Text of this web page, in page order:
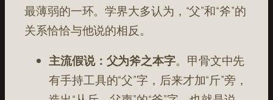
最薄弱的一环。学界大多认为，“父”和“斧”的
关系恰恰与他说的相反。
主流假说：父为斧之本字。甲骨文中先
有手持工具的“父”字，后来才加“斤”旁，